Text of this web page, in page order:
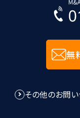
無
その他のお問